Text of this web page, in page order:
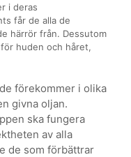
i deras
får de alla de
härrör från. Dessutom
huden och håret,
förekommer i olika
givna oljan.
ska fungera
av alla
de som förbättrar